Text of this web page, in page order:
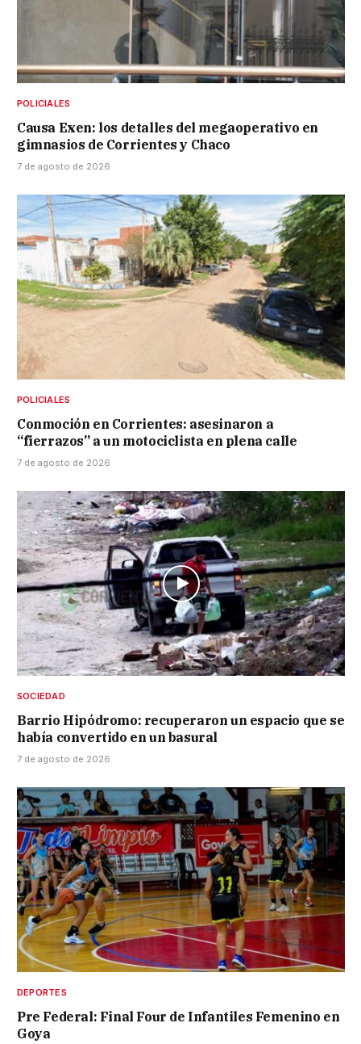
POLICIALES
Causa Exen: los detalles del megaoperativo en
gimnasios de Corrientes y Chaco
7 de agosto de 2026
POLICIALES
Conmoción en Corrientes: asesinaron a
“fierrazos” a un motociclista en plena calle
7 de agosto de 2026
SOCIEDAD
Barrio Hipódromo: recuperaron un espacio que se
había convertido en un basural
7 de agosto de 2026
DEPORTES
Pre Federal: Final Four de Infantiles Femenino en
Goya